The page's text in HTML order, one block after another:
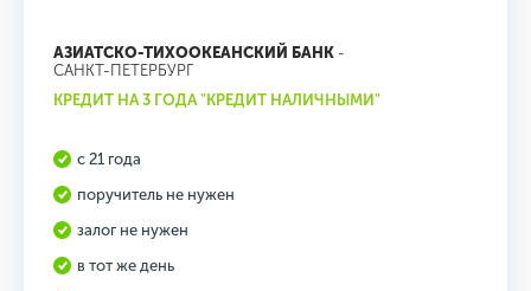
АЗИАТСКО-ТИХООКЕАНСКИЙ БАНК -
САНКТ-ПЕТЕРБУРГ
КРЕДИТ НА 3 ГОДА "КРЕДИТ НАЛИЧНЫМИ"
с 21 года
поручитель не нужен
залог не нужен
в тот же день